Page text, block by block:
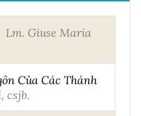
Lm. Giuse Maria
Của Các Thánh
csjb.